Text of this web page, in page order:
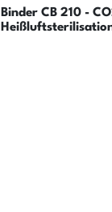
Binder CB 210 -